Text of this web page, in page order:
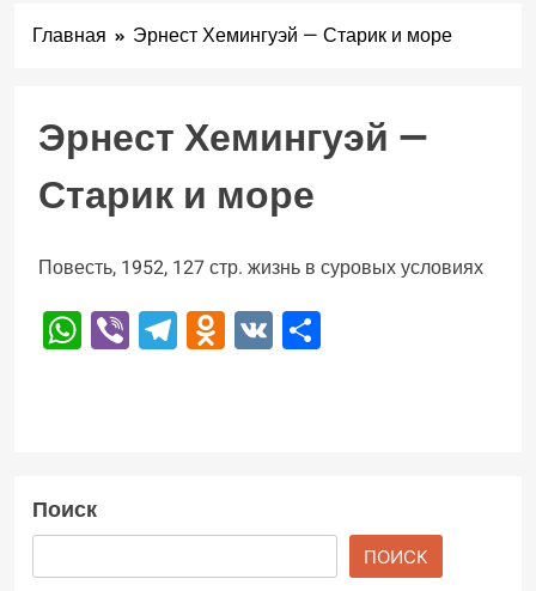
Главная Эрнест Хемингуэй — Старик и море
Эрнест Хемингуэй —
Старик и море
Повесть, 1952, 127 стр. жизнь в суровых условиях
WhatsApp
ViberTelegram
Odnoklassniki
VK
Поиск
ПОИСК